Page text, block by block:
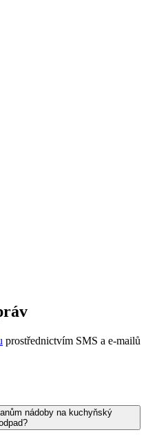
prostřednictvím SMS a e-mailů
nádoby na kuchyňský